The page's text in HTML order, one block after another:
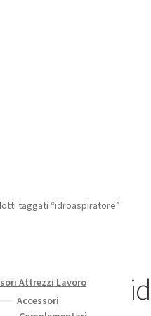
taggati “idroaspiratore”
Attrezzi Lavoro
Accessori